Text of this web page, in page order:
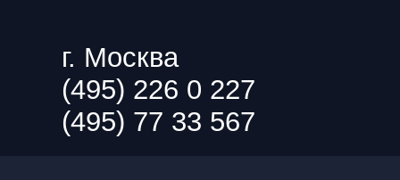
г. Москва
(495) 226 0 227
(495) 77 33 567